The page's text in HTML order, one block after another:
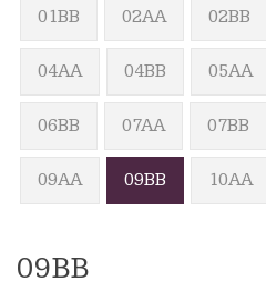
01BB 02AA 02BB
04AA 04BB 05AA
06BB 07AA 07BB
09AA 09BB 10AA
09BB